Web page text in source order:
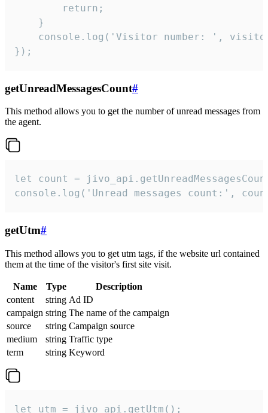
        return;
    }
console.log('Visitor number: ',
});
getUnreadMessagesCount#
This method allows you to get the number of unread messages from
the agent.
let count =
console.log('Unread messages count:',
getUtm#
This method allows you to get utm tags, if the website url contained
them at the time of the visitor's first site visit.
Name Type
Description
content
string Ad ID
campaign string The name of the campaign
source
string Campaign source
medium
string Traffic type
term
string Keyword
let utm = jivo_api.getUtm();